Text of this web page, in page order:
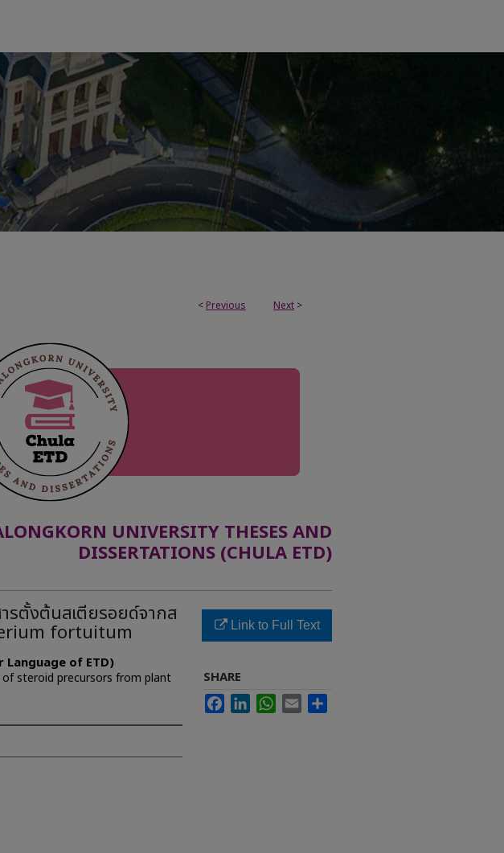
< Previous Next >
UNIVERSITY THESES AND
DISSERTATIONS (CHULA ETD)
รตั้งต้นสเตียรอยด์จากส
fortuitum
of ETD)
steroid precursors from plant
Link to Full Text
SHARE
FacebookLinkedInWhatsApp
Email